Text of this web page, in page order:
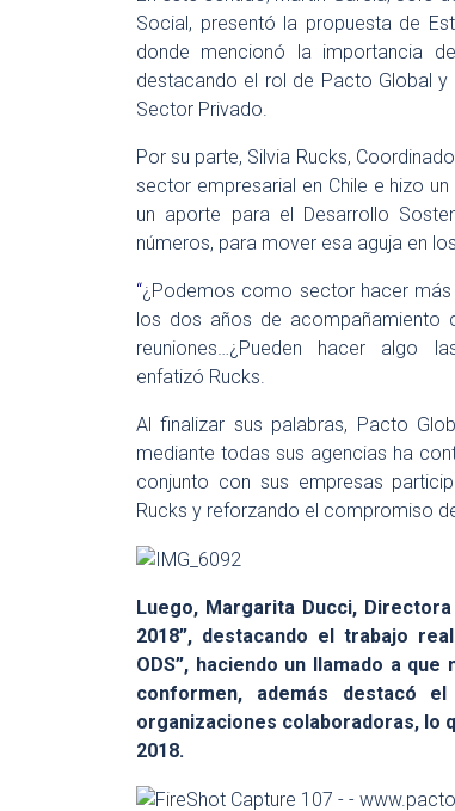
Social, presentó la propuesta de
donde mencionó la importancia
destacando el rol de Pacto Global
Sector Privado.
Por su parte, Silvia Rucks,
sector empresarial en Chile e hizo
un aporte para el Desarrollo
números, para mover esa aguja en
“¿Podemos como sector hacer más
los dos años de acompañamiento
reuniones…¿Pueden hacer algo
enfatizó Rucks.
Al finalizar sus palabras, Pacto
mediante todas sus agencias ha
conjunto con sus empresas
Rucks y reforzando el compromiso
Luego, Margarita Ducci,
2018”, destacando el trabajo
ODS”, haciendo un llamado a
conformen, además destacó
organizaciones colaboradoras, lo
2018.